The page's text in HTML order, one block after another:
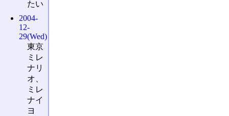
たい
2004-
12-
29(Wed)
東京
ミレ
ナリ
オ、
ミレ
ナイ
ヨ